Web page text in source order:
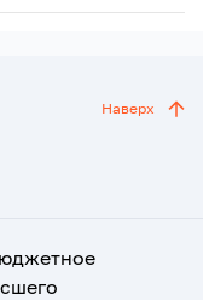
Наверх